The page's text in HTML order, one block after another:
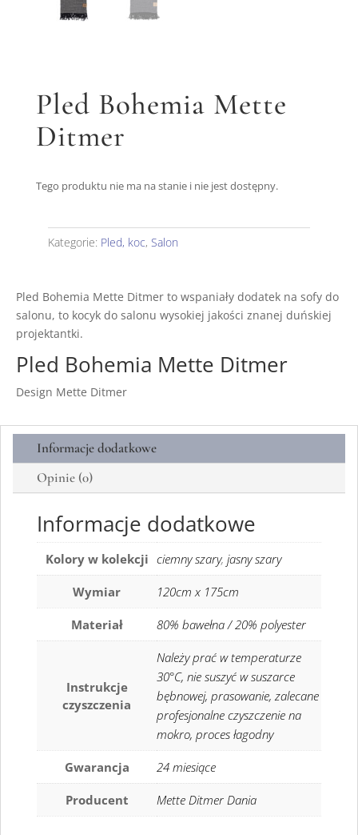
Pled Bohemia Mette
Ditmer
Tego produktu nie ma na stanie i nie jest dostępny.
Kategorie: Pled, koc, Salon
Pled Bohemia Mette Ditmer to wspaniały dodatek na sofy do
salonu, to kocyk do salonu wysokiej jakości znanej duńskiej
projektantki.
Pled Bohemia Mette Ditmer
Design Mette Ditmer
Informacje dodatkowe
Opinie (0)
Informacje dodatkowe
Kolory w kolekcji ciemny szary, jasny szary
Wymiar 120cm x 175cm
Materiał 80% bawełna / 20% polyester
Instrukcje
czyszczenia
Należy prać w temperaturze
30°C, nie suszyć w suszarce
bębnowej, prasowanie, zalecane
profesjonalne czyszczenie na
mokro, proces łagodny
Gwarancja 24 miesiące
Producent Mette Ditmer Dania